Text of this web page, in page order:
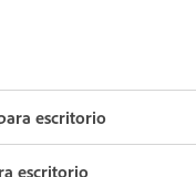
escritorio
escritorio